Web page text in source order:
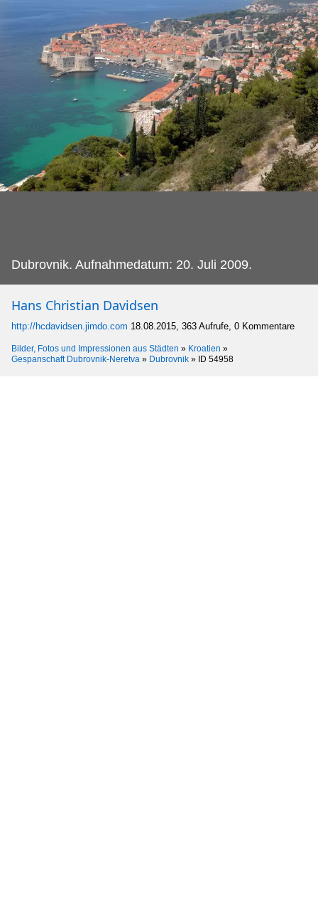
Dubrovnik. Aufnahmedatum: 20. Juli 2009.
Hans Christian Davidsen
http://hcdavidsen.jimdo.com 18.08.2015, 363 Aufrufe, 0 Kommentare
Bilder, Fotos und Impressionen aus Städten » Kroatien »
Gespanschaft Dubrovnik-Neretva » Dubrovnik » ID 54958